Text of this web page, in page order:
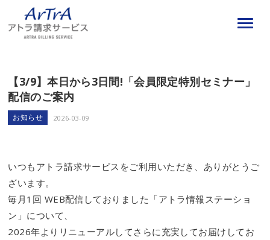
【3/9】本日から3日間!「会員限定特別セミナー」
配信のご案内
お知らせ 2026-03-09
いつもアトラ請求サービスをご利用いただき、ありがとうご
ざいます。
毎月1回 WEB配信しておりました「アトラ情報ステーショ
ン」について、
2026年よりリニューアルしてさらに充実してお届けしてお